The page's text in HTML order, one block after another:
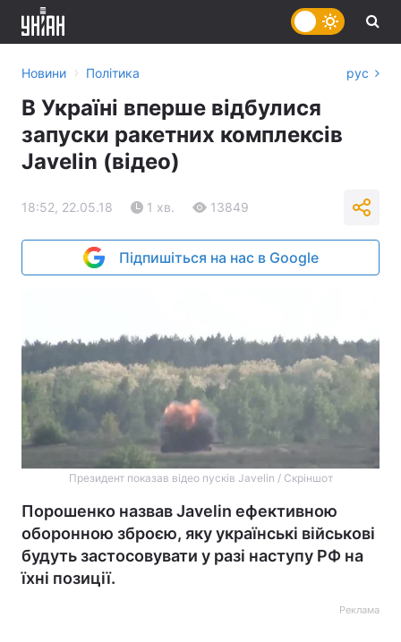
Новини › Політика рус
В Україні вперше відбулися
запуски ракетних комплексів
Javelin (відео)
18:52, 22.05.18 1 хв. 13849
Підпишіться на нас в Google
Президент показав відео пусків Javelin / Скріншот
Порошенко назвав Javelin ефективною
оборонною зброєю, яку українські військові
будуть застосовувати у разі наступу РФ на
їхні позиції.
Реклама